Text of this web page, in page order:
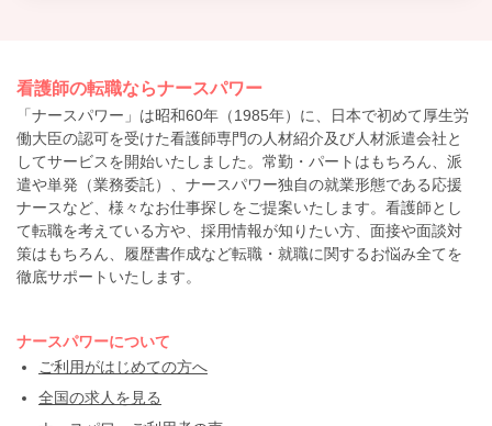
看護師の転職ならナースパワー
「ナースパワー」は昭和60年（1985年）に、日本で初めて厚生労
働大臣の認可を受けた看護師専門の人材紹介及び人材派遣会社と
してサービスを開始いたしました。常勤・パートはもちろん、派
遣や単発（業務委託）、ナースパワー独自の就業形態である応援
ナースなど、様々なお仕事探しをご提案いたします。看護師とし
て転職を考えている方や、採用情報が知りたい方、面接や面談対
策はもちろん、履歴書作成など転職・就職に関するお悩み全てを
徹底サポートいたします。
ナースパワーについて
ご利用がはじめての方へ
全国の求人を見る